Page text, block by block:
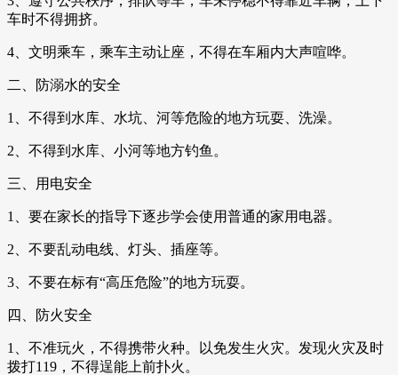
车时不得拥挤。
4、文明乘车，乘车主动让座，不得在车厢内大声喧哗。
二、防溺水的安全
1、不得到水库、水坑、河等危险的地方玩耍、洗澡。
2、不得到水库、小河等地方钓鱼。
三、用电安全
1、要在家长的指导下逐步学会使用普通的家用电器。
2、不要乱动电线、灯头、插座等。
3、不要在标有“高压危险”的地方玩耍。
四、防火安全
1、不准玩火，不得携带火种。以免发生火灾。发现火灾及时
拨打119，不得逞能上前扑火。